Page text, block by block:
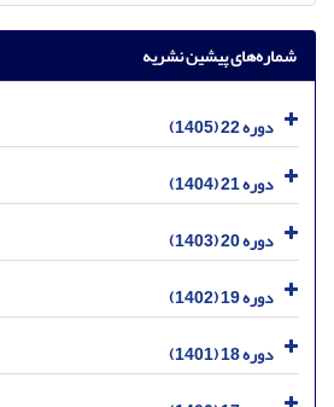
شماره‌های پیشین نشریه
دوره 22 (1405)
دوره 21 (1404)
دوره 20 (1403)
دوره 19 (1402)
دوره 18 (1401)